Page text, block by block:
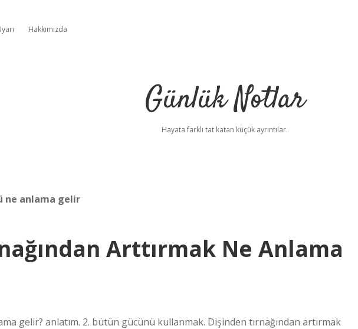
Hakkımızda
Günlük Notlar
Hayata farklı tat katan küçük ayrıntılar.
ne anlama gelir
Arttırmak Ne Anlama
gelir? anlatım. 2. bütün gücünü kullanmak. Dişinden tırnağından artırmak